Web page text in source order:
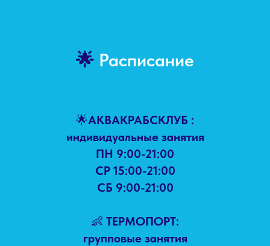
🌟 Расписание
🌟АКВАКРАБСКЛУБ :
индивидуальные занятия
ПН 9:00-21:00
СР 15:00-21:00
СБ 9:00-21:00
👶 ТЕРМОПОРТ:
групповые занятия